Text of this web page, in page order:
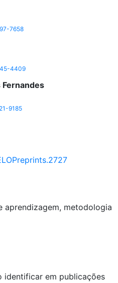
7658
4409
Fernandes
9185
aprendizagem, metodologia
em publicações